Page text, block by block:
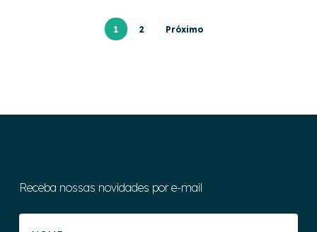
1 2 Próximo
Receba nossas novidades por e-mail